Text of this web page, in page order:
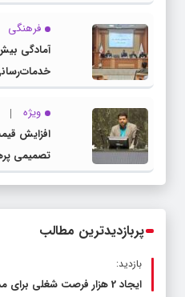
مشترک
مدیرکل
فرهنگی
شهرستان
ویژه
افزایش
تصمیمی
قاچاق
پربازدیدترین مطالب
بازدید:
ایجاد 2 هزار فرصت شغلی برای مددجویان طی ۵ سال گذشته